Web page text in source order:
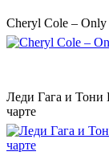
Cheryl Cole – Only
Леди Гага и Тони
чарте